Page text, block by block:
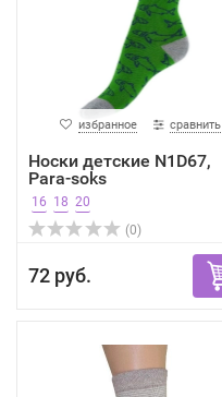
избранное сравнить
Носки детские N1D67,
Para-soks
16 18 20
(0)
72 руб.